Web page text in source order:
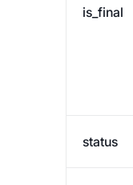
is_final
status